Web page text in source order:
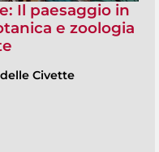
Il paesaggio in
e zoologia
Civette